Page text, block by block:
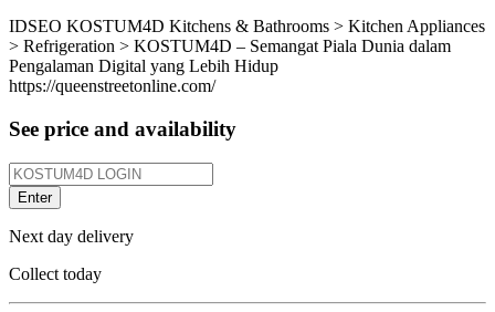
IDSEO KOSTUM4D Kitchens & Bathrooms > Kitchen Appliances
> Refrigeration > KOSTUM4D – Semangat Piala Dunia dalam
Pengalaman Digital yang Lebih Hidup
https://queenstreetonline.com/
See price and availability
Enter
Next day delivery
Collect today